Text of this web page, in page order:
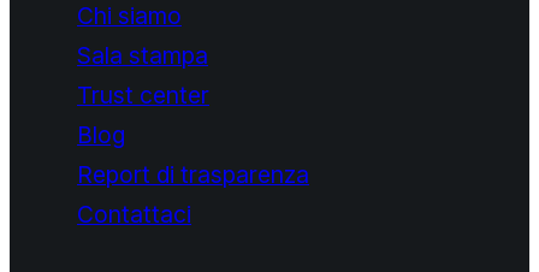
Chi siamo
Sala stampa
Trust center
Blog
Report di trasparenza
Contattaci